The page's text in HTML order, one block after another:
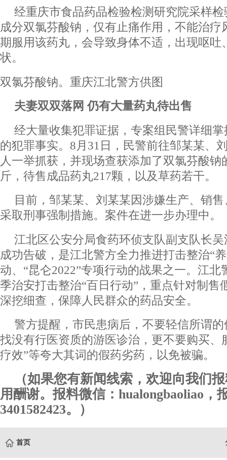
经重庆市食品药品检验检测研究院采样
成分双氯芬酸钠，仅有止痛作用，不能治疗
期服用该药丸，会导致身体不适，出现呕吐
状。
双氯芬酸钠。重庆江北警方供图
夫妻双双落网 仍有大量药丸待出售
经大量收集犯罪证据，专案组民警详细
的犯罪事实。8月31日，民警前往邹某某、
人一举抓获，并现场查获添加了双氯芬酸钠
斤，待售成品药丸217颗，以及草药若干。
目前，邹某某、刘某某因涉嫌生产、销
采取刑事强制措施。案件在进一步办理中。
江北区公安分局食药环侦支队副支队长
成功告破，是江北警方全力推进打击整治“
动、“昆仑2022”专项行动的战果之一。江
季治安打击整治“百日行动”，重点针对制售
深挖细查，保障人民群众的药品安全。
警方提醒，市民患病后，不要轻信所谓
找没有行医资质的游医诊治，更不要购买、
疗效”等夸大其词的假药劣药，以免被骗。
（如果您有新闻线索，欢迎向我们
用酬谢。报料微信：hualongbaoliao，
3401582423。）
首页